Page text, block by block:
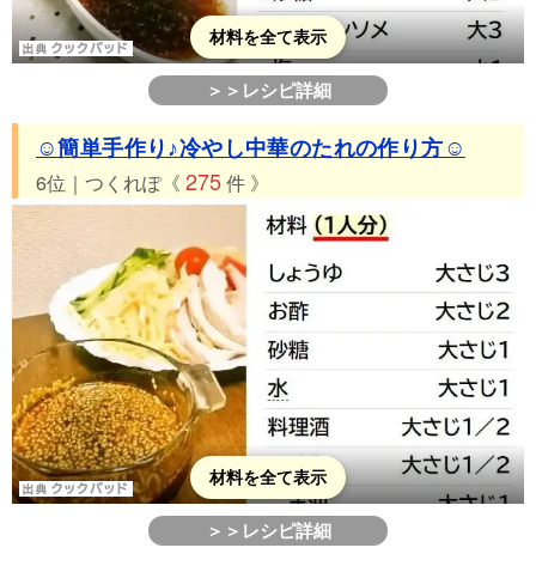
材料を全て表示
＞＞レシピ詳細
☺簡単手作り♪冷やし中華のたれの作り方☺
6位｜つくれぽ《 275件 》
材料を全て表示
＞＞レシピ詳細